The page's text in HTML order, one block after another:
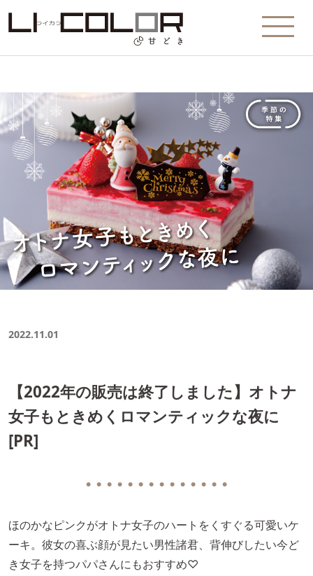
2022.11.01
【2022年の販売は終了しました】オトナ
女子もときめくロマンティックな夜に
[PR]
● ● ● ● ● ● ● ● ● ● ● ● ● ●
ほのかなピンクがオトナ女子のハートをくすぐる可愛いケ
ーキ。彼女の喜ぶ顔が見たい男性諸君、背伸びしたい今ど
き女子を持つパパさんにもおすすめ♡